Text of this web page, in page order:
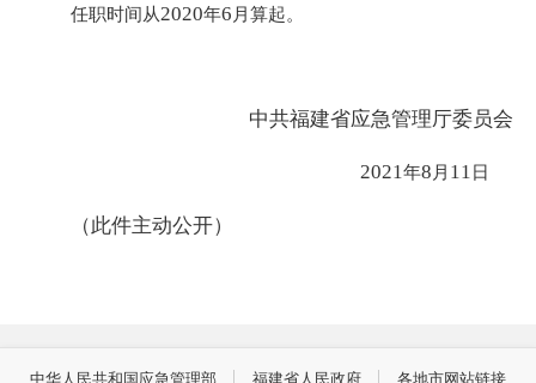
任职时间从2020年6 月算起。
中共福建省应急管理厅委员会
2021年8月 11日
（此件主动公开）
中华人民共和国应急管理部 福建省人民政府 各地市网站链接